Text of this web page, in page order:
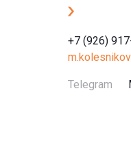
+7 (926)
Telegram